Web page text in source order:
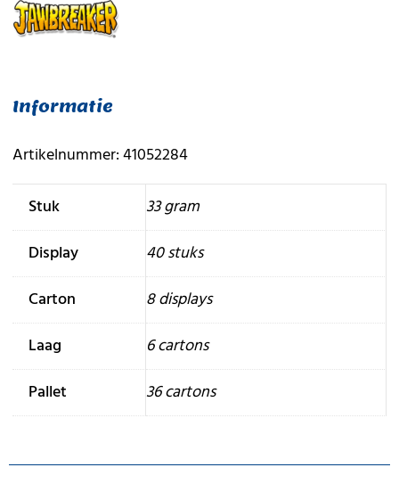
Informatie
Artikelnummer: 41052284
Stuk
33 gram
Display
40 stuks
Carton
8 displays
Laag
6 cartons
Pallet
36 cartons